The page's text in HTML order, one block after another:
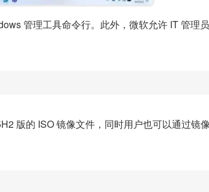
管理工具命令行。此外，微软允许 IT 管理
版的 ISO 镜像文件，同时用户也可以通过镜